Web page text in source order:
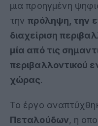
μια προηγμένη
τηνπρόληψη, την
διαχείριση
μία από τις
περιβαλλοντικού
χώρας.
Το έργο
Πεταλούδων, η